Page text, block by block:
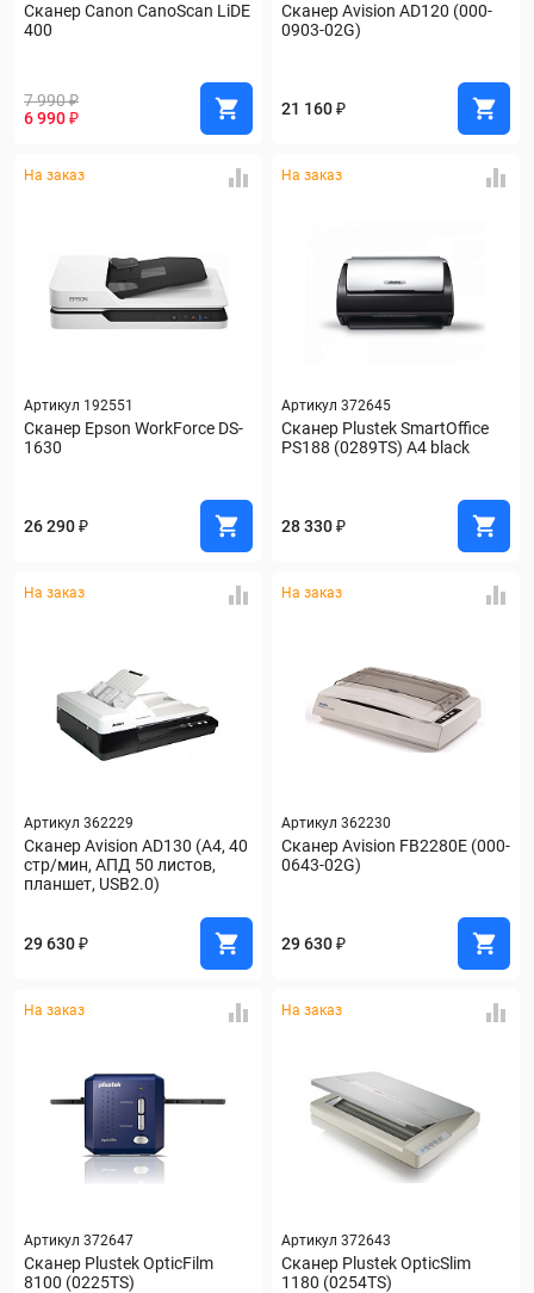
Сканер Canon CanoScan LiDE
400
7 990 ₽
6 990 ₽
Сканер Avision AD120 (000-
0903-02G)
21 160 ₽
На заказ
Артикул 192551
Сканер Epson WorkForce DS-
1630
26 290 ₽
На заказ
Артикул 372645
Сканер Plustek SmartOffice
PS188 (0289TS) A4 black
28 330 ₽
На заказ
Артикул 362229
Сканер Avision AD130 (А4, 40
стр/мин, АПД 50 листов,
планшет, USB2.0)
29 630 ₽
На заказ
Артикул 362230
Сканер Avision FB2280E (000-
0643-02G)
29 630 ₽
На заказ
Артикул 372647
Сканер Plustek OpticFilm
8100 (0225TS)
На заказ
Артикул 372643
Сканер Plustek OpticSlim
1180 (0254TS)